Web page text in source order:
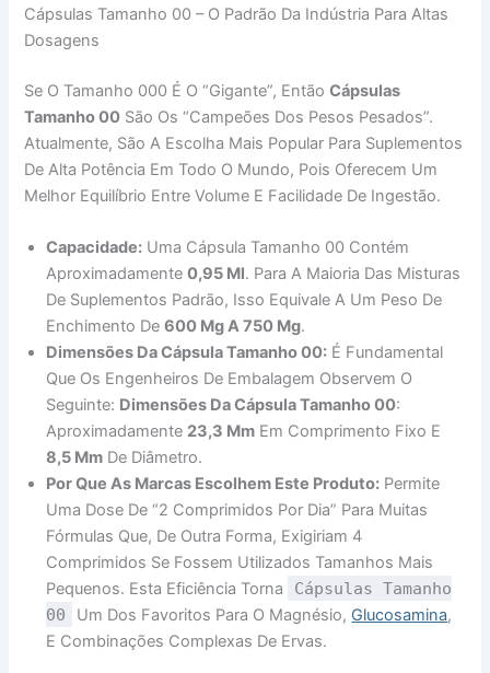
Cápsulas Tamanho 00 – O Padrão Da Indústria Para Altas
Dosagens
Se O Tamanho 000 É O “gigante”, EntãoCápsulas
Tamanho 00 São Os “campeões Dos Pesos Pesados”.
Atualmente, São A Escolha Mais Popular Para Suplementos
De Alta Potência Em Todo O Mundo, Pois Oferecem Um
Melhor Equilíbrio Entre Volume E Facilidade De Ingestão.
Capacidade: Uma Cápsula Tamanho 00 Contém
Aproximadamente0,95 Ml. Para A Maioria Das Misturas
De Suplementos Padrão, Isso Equivale A Um Peso De
Enchimento De600 Mg A 750 Mg.
Dimensões Da Cápsula Tamanho 00: É Fundamental
Que Os Engenheiros De Embalagem Observem O
Seguinte: Dimensões Da Cápsula Tamanho 00:
Aproximadamente 23,3 Mm Em Comprimento Fixo E
8,5 Mm De Diâmetro.
Por Que As Marcas Escolhem Este Produto: Permite
Uma Dose De “2 Comprimidos Por Dia” Para Muitas
Fórmulas Que, De Outra Forma, Exigiriam 4
Comprimidos Se Fossem Utilizados Tamanhos Mais
Pequenos. Esta Eficiência Torna
Cápsulas Tamanho
00
Um Dos Favoritos Para O Magnésio, Glucosamina,
E Combinações Complexas De Ervas.